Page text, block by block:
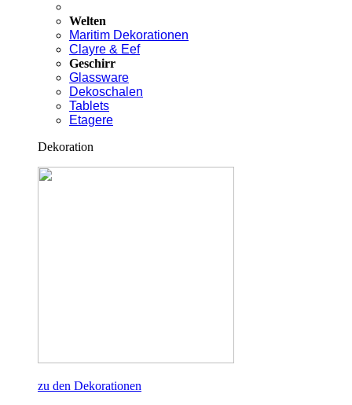
Welten
Maritim Dekorationen
Clayre & Eef
Geschirr
Glassware
Dekoschalen
Tablets
Etagere
Dekoration
zu den Dekorationen